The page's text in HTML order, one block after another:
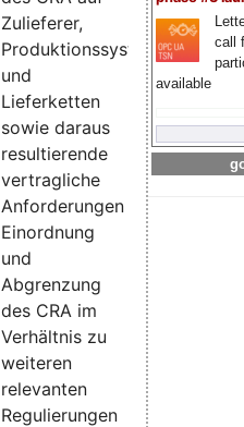
call
available
Zulieferer,
Produktionssysteme
und
Lieferketten
sowie daraus
resultierende
vertragliche
Anforderungen
Einordnung
und
Abgrenzung
des CRA im
Verhältnis zu
weiteren
relevanten
Regulierungen